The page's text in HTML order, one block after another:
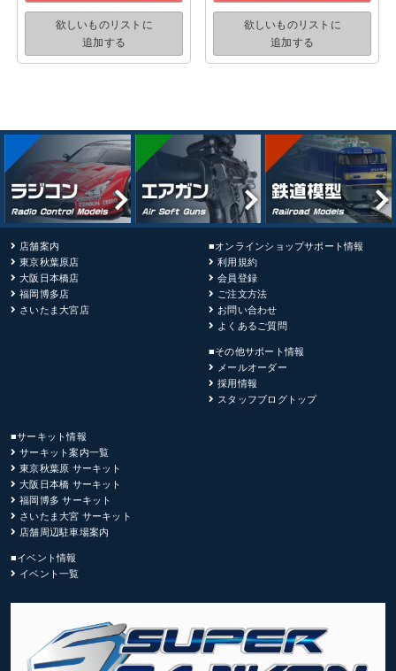
欲しいものリストに
追加する
欲しいものリストに
追加する
店舗案内
東京秋葉原店
大阪日本橋店
福岡博多店
さいたま大宮店
■オンラインショップサポート情報
利用規約
会員登録
ご注文方法
お問い合わせ
よくあるご質問
■その他サポート情報
メールオーダー
採用情報
スタッフブログトップ
■サーキット情報
サーキット案内一覧
東京秋葉原 サーキット
大阪日本橋 サーキット
福岡博多 サーキット
さいたま大宮 サーキット
店舗周辺駐車場案内
■イベント情報
イベント一覧